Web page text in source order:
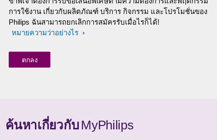
การใช้งาน เกี่ยวกับผลิตภัณฑ์ บริการ กิจกรรม และโปรโมชั่นของ
Philips ฉันสามารถยกเลิกการสมัครรับเมื่อไรก็ได้!
หมายความว่าอย่างไร
ค้นหาเกี่ยวกับ MyPhilips